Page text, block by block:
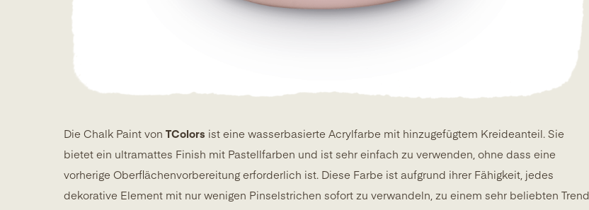
Die Chalk Paint von TColors ist eine wasserbasierte Acrylfarbe mit hinzugefügtem Kreideanteil. Sie
bietet ein ultramattes Finish mit Pastellfarben und ist sehr einfach zu verwenden, ohne dass eine
vorherige Oberflächenvorbereitung erforderlich ist. Diese Farbe ist aufgrund ihrer Fähigkeit, jedes
dekorative Element mit nur wenigen Pinselstrichen sofort zu verwandeln, zu einem sehr beliebten Trend